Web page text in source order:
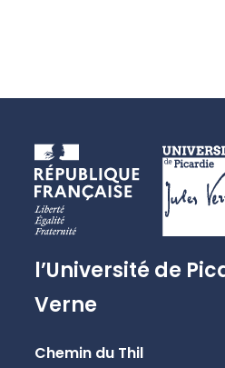
l’Université de
Verne
Chemin du Thil